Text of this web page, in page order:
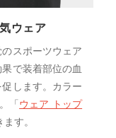
ウェア
スポーツウェア
で装着部位の血
します。カラー
「ウェア トップ
す。